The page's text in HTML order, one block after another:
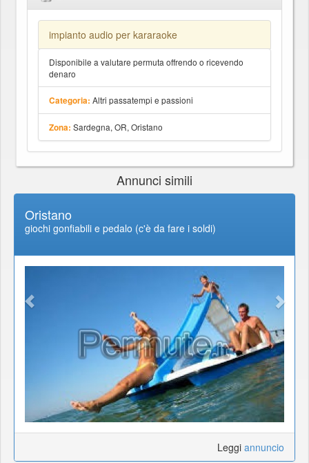
impianto audio per kararaoke
Disponibile a valutare permuta offrendo o ricevendo
denaro
Categoria: Altri passatempi e passioni
Zona: Sardegna, OR, Oristano
Annunci simili
Oristano
giochi gonfiabili e pedalo (c'è da fare i soldi)
Leggi annuncio